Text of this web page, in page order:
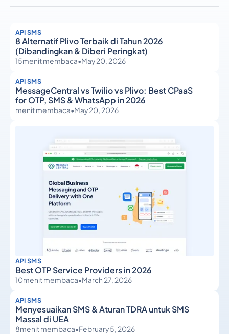
API SMS
8 Alternatif Plivo Terbaik di Tahun 2026
(Dibandingkan & Diberi Peringkat)
15menit membaca•May 20, 2026
API SMS
MessageCentral vs Twilio vs Plivo: Best CPaaS
for OTP, SMS & WhatsApp in 2026
menit membaca•May 20, 2026
API SMS
Best OTP Service Providers in 2026
10menit membaca•March 27, 2026
API SMS
Menyesuaikan SMS & Aturan TDRA untuk SMS
Massal di UEA
8menit membaca•February 5, 2026